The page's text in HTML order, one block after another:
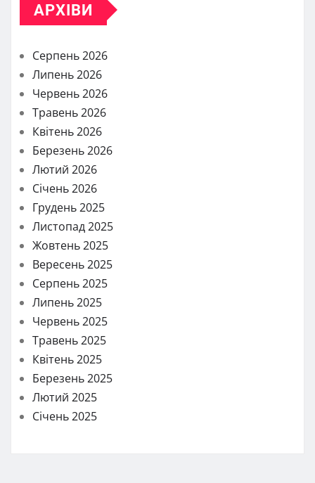
АРХІВИ
Серпень 2026
Липень 2026
Червень 2026
Травень 2026
Квітень 2026
Березень 2026
Лютий 2026
Січень 2026
Грудень 2025
Листопад 2025
Жовтень 2025
Вересень 2025
Серпень 2025
Липень 2025
Червень 2025
Травень 2025
Квітень 2025
Березень 2025
Лютий 2025
Січень 2025